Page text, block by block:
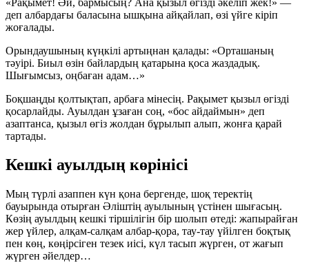
деп албардағы баласына ышқына айқайлап, өзі үйге кіріп
жоғалады.
Орындаушының күңкілі артыңнан қалады: «Орташаның
тәуірі. Биыл өзін байлардың қатарына қоса жаздадық.
Шығымсыз, оңбаған адам…»
Боқшаңды қолтықтап, арбаға мінесің. Рақымет қызыл өгізді
қосарлайды. Ауылдан ұзаған соң, «бос айдаймын» деп
азаптанса, қызыл өгіз жолдан бұрылып алып, жонға қарай
тартады.
Кешкі ауылдың көрінісі
Мың түрлі азаппен күн қона бергенде, шоқ теректің
бауырында отырған Әліштің ауылының үстінен шығасың.
Көзің ауылдың кешкі тіршілігін бір шолып өтеді: жапырайған
жер үйлер, алқам-салқам албар-қора, тау-тау үйілген боқтық
пен көң, көңірсіген тезек иісі, күл тасып жүрген, от жағып
жүрген әйелдер…